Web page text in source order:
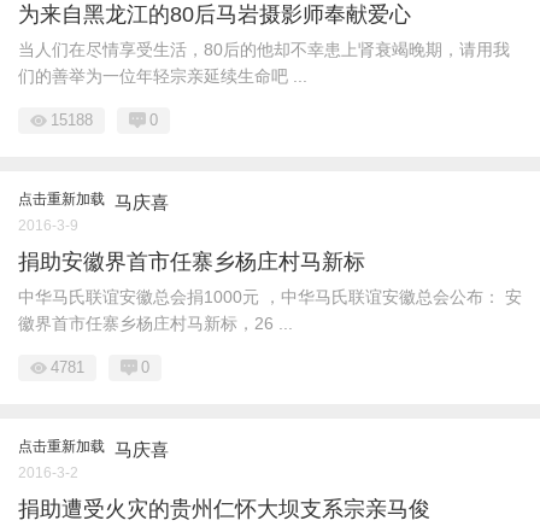
为来自黑龙江的80后马岩摄影师奉献爱心
当人们在尽情享受生活，80后的他却不幸患上肾衰竭晚期，请用我
们的善举为一位年轻宗亲延续生命吧 ...
15188 0
点击重新加载 马庆喜
2016-3-9
捐助安徽界首市任寨乡杨庄村马新标
中华马氏联谊安徽总会捐1000元 ，中华马氏联谊安徽总会公布： 安
徽界首市任寨乡杨庄村马新标，26 ...
4781 0
点击重新加载 马庆喜
2016-3-2
捐助遭受火灾的贵州仁怀大坝支系宗亲马俊